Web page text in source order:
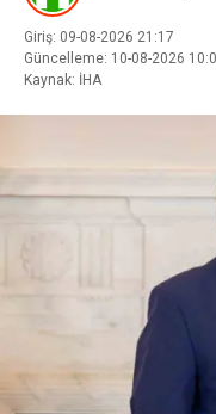
Giriş: 09-08-2026 21:17
Güncelleme: 10-08-2026
Kaynak: İHA